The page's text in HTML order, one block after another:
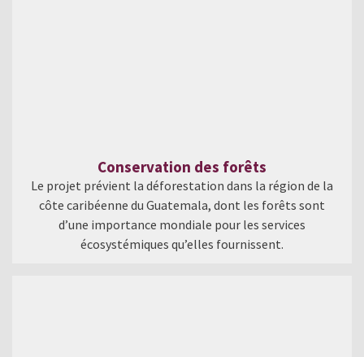
Conservation des forêts
Le projet prévient la déforestation dans la région de la
côte caribéenne du Guatemala, dont les forêts sont
d’une importance mondiale pour les services
écosystémiques qu’elles fournissent.